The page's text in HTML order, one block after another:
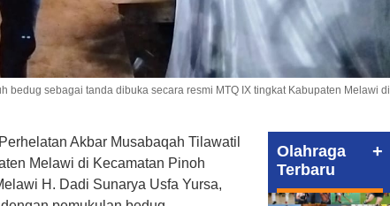
bedug sebagai tanda dibuka secara resmi MTQ IX tingkat Kabupaten Melawi di
Perhelatan Akbar Musabaqah Tilawatil
Melawi di Kecamatan Pinoh
H. Dadi Sunarya Usfa Yursa,
Olahraga
Terbaru
+